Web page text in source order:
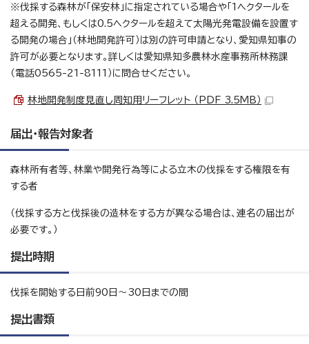
※伐採する森林が「保安林」に指定されている場合や「1ヘクタールを
超える開発、もしくは0.5ヘクタールを超えて太陽光発電設備を設置す
る開発の場合」（林地開発許可）は別の許可申請となり、愛知県知事の
許可が必要となります。詳しくは愛知県知多農林水産事務所林務課
（電話0565-21-8111）に問合せください。
林地開発制度見直し周知用リーフレット （PDF 3.5MB）
届出・報告対象者
森林所有者等、林業や開発行為等による立木の伐採をする権限を有
する者
（伐採する方と伐採後の造林をする方が異なる場合は、連名の届出が
必要です。）
提出時期
伐採を開始する日前90日～30日までの間
提出書類